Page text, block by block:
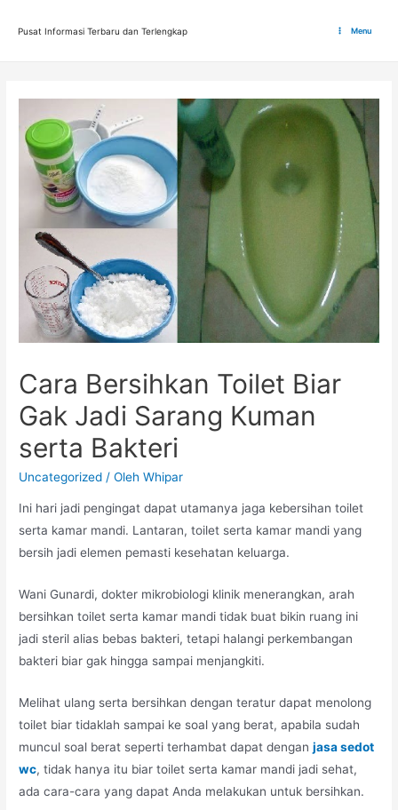
Pusat Informasi Terbaru dan Terlengkap Menu
Cara Bersihkan Toilet Biar
Gak Jadi Sarang Kuman
serta Bakteri
Uncategorized / OlehWhipar
Ini hari jadi pengingat dapat utamanya jaga kebersihan toilet
serta kamar mandi. Lantaran, toilet serta kamar mandi yang
bersih jadi elemen pemasti kesehatan keluarga.
Wani Gunardi, dokter mikrobiologi klinik menerangkan, arah
bersihkan toilet serta kamar mandi tidak buat bikin ruang ini
jadi steril alias bebas bakteri, tetapi halangi perkembangan
bakteri biar gak hingga sampai menjangkiti.
Melihat ulang serta bersihkan dengan teratur dapat menolong
toilet biar tidaklah sampai ke soal yang berat, apabila sudah
muncul soal berat seperti terhambat dapat denganjasa sedot
wc, tidak hanya itu biar toilet serta kamar mandi jadi sehat,
ada cara-cara yang dapat Anda melakukan untuk bersihkan.